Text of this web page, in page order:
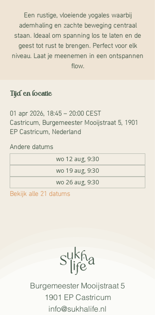
Een rustige, vloeiende yogales waarbij
ademhaling en zachte beweging centraal
staan. Ideaal om spanning los te laten en de
geest tot rust te brengen. Perfect voor elk
niveau. Laat je meenemen in een ontspannen
flow.
Tijd en locatie
01 apr 2026, 18:45 – 20:00 CEST
Castricum, Burgemeester Mooijstraat 5, 1901
EP Castricum, Nederland
Andere datums
wo 12 aug, 9:30
wo 19 aug, 9:30
wo 26 aug, 9:30
Bekijk alle 21 datums
Burgemeester Mooijstraat 5
1901 EP Castricum​
info@sukhalife.nl